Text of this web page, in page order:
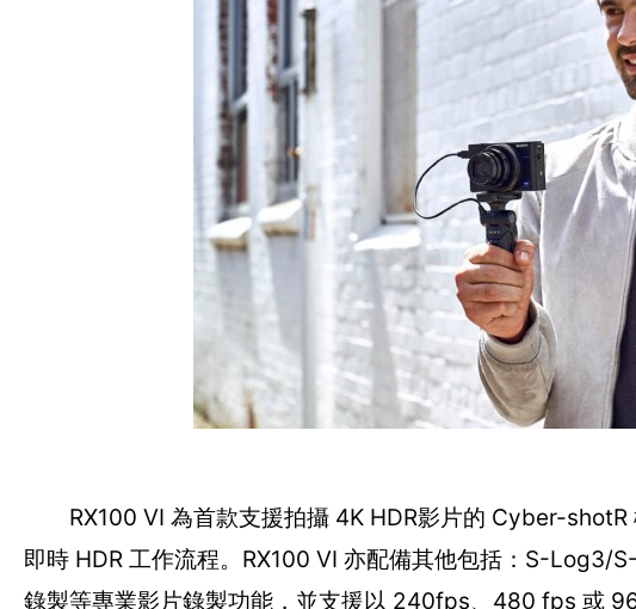
RX100 VI 為首款支援拍攝 4K HDR影片的 Cyber-shotR
即時 HDR 工作流程。RX100 VI 亦配備其他包括：S-
錄製等專業影片錄製功能，並支援以 240fps、480 fps 或